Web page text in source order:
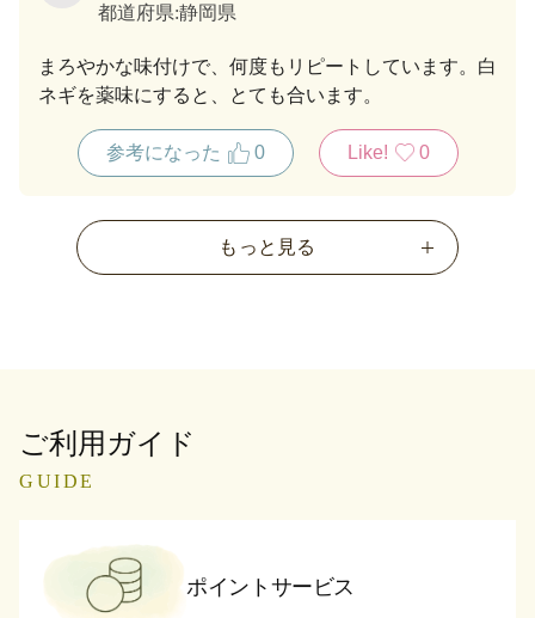
都道府県:静岡県
まろやかな味付けで、何度もリピートしています。白
ネギを薬味にすると、とても合います。
参考になった 0 Like! 0
もっと見る
ご利用ガイド
GUIDE
ポイントサービス